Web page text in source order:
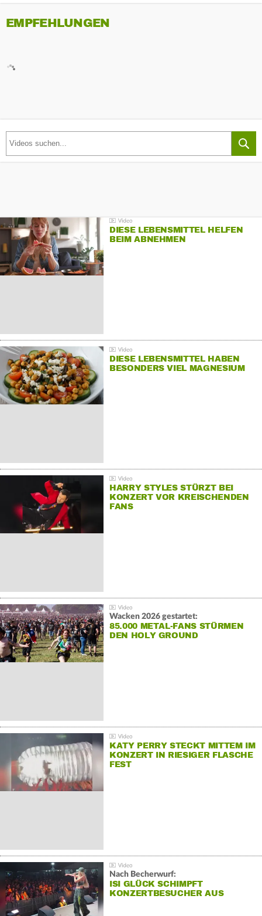
EMPFEHLUNGEN
DIESE LEBENSMITTEL HELFEN
BEIM ABNEHMEN
DIESE LEBENSMITTEL HABEN
BESONDERS VIEL MAGNESIUM
HARRY STYLES STÜRZT BEI
KONZERT VOR KREISCHENDEN
FANS
Wacken 2026 gestartet:
85.000 METAL-FANS STÜRMEN
DEN HOLY GROUND
KATY PERRY STECKT MITTEM IM
KONZERT IN RIESIGER FLASCHE
FEST
Nach Becherwurf:
ISI GLÜCK SCHIMPFT
KONZERTBESUCHER AUS